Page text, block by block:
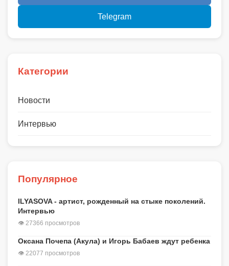
Telegram
Категории
Новости
Интервью
Популярное
ILYASOVA - артист, рожденный на стыке поколений.
Интервью
👁 27366 просмотров
Оксана Почепа (Акула) и Игорь Бабаев ждут ребенка
👁 22077 просмотров